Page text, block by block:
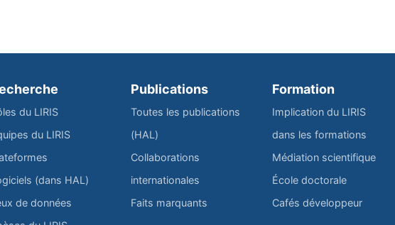
du LIRIS
du LIRIS
(dans HAL)
de données
Publications
Toutes les publications
(HAL)
Collaborations
internationales
Faits marquants
Formation
Implication du LIRIS
dans les formations
Médiation scientifique
École doctorale
Cafés développeur